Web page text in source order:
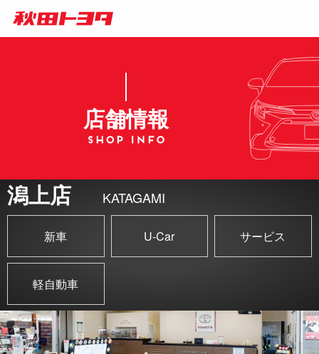
店舗情報
潟上店 KATAGAMI
新車 U-Car サービス
軽自動車